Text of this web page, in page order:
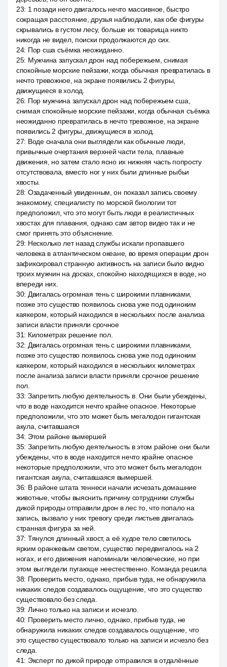
23: 1 позади него двигалось нечто массивное, быстро
сокращая расстояние, друзья наблюдали, как обе фигуры
скрывались в густом лесу, больше их товарища никто
никогда не видел, поиски продолжаются до сих.
24: Пор сша съёмка неожиданно.
25: Мужчина запускал дрон над побережьем, снимая
спокойные морские пейзажи, когда обычная превратилась в
нечто тревожное, на экране появились 2 фигуры,
движущиеся в холод.
26: Пор мужчина запускал дрон над побережьем сша,
снимая спокойные морские пейзажи, когда обычная съёмка
неожиданно превратилась в нечто тревожное, на экране
появились 2 фигуры, движущиеся в холод.
27: Воде сначала они выглядели как обычные люди,
привычные очертания верхней части тела, плавные
движения, но затем стало ясно их нижняя часть попросту
отсутствовала, вместо ног у них были длинные рыбьи
хвосты.
28: Озадаченный увиденным, он показал запись своему
знакомому, специалисту по морской биологии тот
предположил, что это могут быть люди в реалистичных
хвостах для плавания, однако сам автор видео так и не
смог принять это объяснение.
29: Несколько лет назад службы искали пропавшего
человека в атлантическом океане, во время операции дрон
зафиксировал странную активность на записи было видно
троих мужчин на досках, спокойно находящихся в воде, но
впереди них.
30: Двигалась огромная тень с широкими плавниками,
позже это существо появилось снова уже под одиноким
каякером, который находился в нескольких после анализа
записи власти приняли срочное
31: Километрах решение пол.
32: Двигалась огромная тень с широкими плавниками,
позже это существо появилось снова уже под одиноким
каякером, который находился в нескольких километрах
после анализа записи власти приняли срочное решение
пол.
33: Запретить любую деятельность в. Они были убеждены,
что в воде находится нечто крайне опасное. Некоторые
предположили, что это может быть мегалодон гигантская
акула, считавшаяся
34: Этом районе вымершей
35: Запретить любую деятельность в этом районе они были
убеждены, что в воде находится нечто крайне опасное
некоторые предположили, что это может быть мегалодон
гигантская акула, считавшаяся вымершей.
36: В районе штата теннеси начали исчезать домашние
животные, чтобы выяснить причину сотрудники службы
дикой природы отправили дрон в лес то, что попало на
запись, вызвало у них тревогу среди листьев двигалась
странная фигура за ней.
37: Тянулся длинный хвост, а её худое тело светилось
ярким оранжевым светом, существо передвигалось на 2
ногах, и его движения напоминали человеческие, но при
этом выглядели пугающе неестественно. Команда решила
38: Проверить место, однако, прибыв туда, не обнаружила
никаких следов создавалось ощущение, что это существо
существовало без следа.
39: Лично только на записи и исчезло.
40: Проверить место лично, однако, прибыв туда, не
обнаружила никаких следов создавалось ощущение, что
это существо существовало только на записи и исчезло без
следа.
41: Эксперт по дикой природе отправился в отдалённые